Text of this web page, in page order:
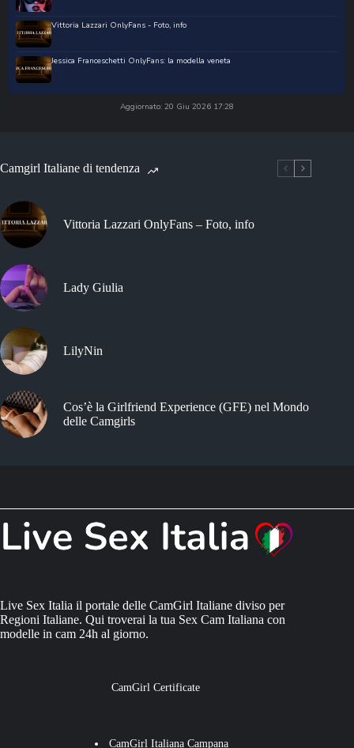
Vittoria Lazzari OnlyFans - Foto, info
Jessica Franceschetti OnlyFans: la modella veneta
Aggiornato: 20 Giu 2026 17:28
Camgirl Italiane di tendenza
Vittoria Lazzari OnlyFans – Foto, info
Lady Giulia
LilyNin
Cos’è la Girlfriend Experience (GFE) nel Mondo
delle Camgirls
Live Sex Italia il portale delle CamGirl Italiane diviso per
Regioni Italiane. Qui troverai la tua Sex Cam Italiana con
modelle in cam 24h al giorno.
CamGirl Certificate
CamGirl Italiana Campana